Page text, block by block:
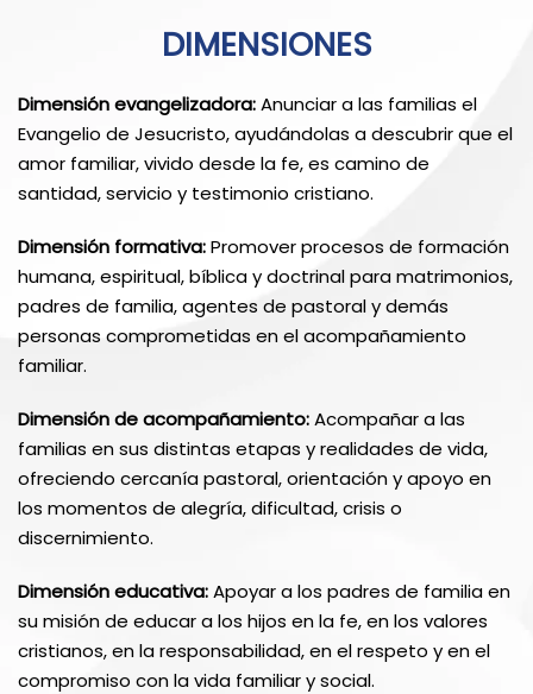
DIMENSIONES
Dimensión evangelizadora:Anunciar a las familias el
Evangelio de Jesucristo, ayudándolas a descubrir que el
amor familiar, vivido desde la fe, es camino de
santidad, servicio y testimonio cristiano.
Dimensión formativa:Promover procesos de formación
humana, espiritual, bíblica y doctrinal para matrimonios,
padres de familia, agentes de pastoral y demás
personas comprometidas en el acompañamiento
familiar.
Dimensión de acompañamiento:Acompañar a las
familias en sus distintas etapas y realidades de vida,
ofreciendo cercanía pastoral, orientación y apoyo en
los momentos de alegría, dificultad, crisis o
discernimiento.
Dimensión educativa:Apoyar a los padres de familia en
su misión de educar a los hijos en la fe, en los valores
cristianos, en la responsabilidad, en el respeto y en el
compromiso con la vida familiar y social.